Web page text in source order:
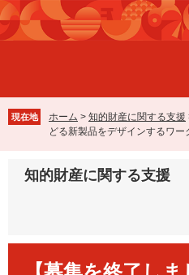
ペ
ー
ジ
で
す
メ
ニ
ュ
ば
し
現在地 ホーム > 知的財産に関する支援
どる新製品をデザインするワ
知的財産に関する支援